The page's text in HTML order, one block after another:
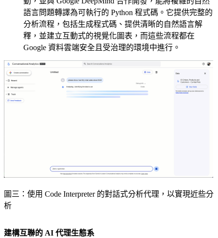
語言問題轉譯為可執行的 Python 程式碼。它提供完整的
分析流程，包括生成程式碼、提供清晰的自然語言解
釋，並建立互動式的視覺化圖表，而這些流程都在
Google 資料雲端安全且受治理的環境中進行。
圖三：使用 Code Interpreter 的對話式分析代理，以實現近些分
析
建構互聯的 AI 代理生態系